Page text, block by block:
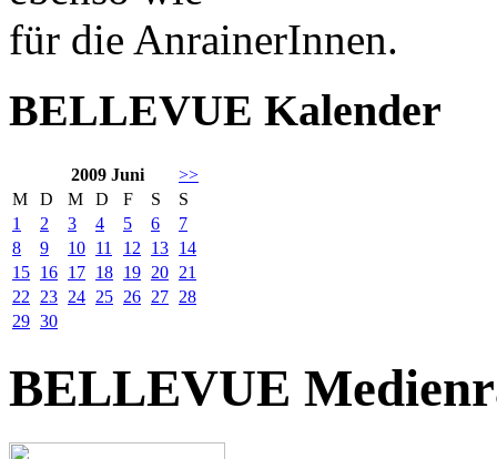
für die AnrainerInnen.
BELLEVUE Kalender
2009 Juni
>>
M
D M D F S
S
1
2 3 4 5 6
7
8
9 10 11 12 13 14
15 16 17 18 19 20 21
22
23 24 25 26 27 28
29 30
BELLEVUE